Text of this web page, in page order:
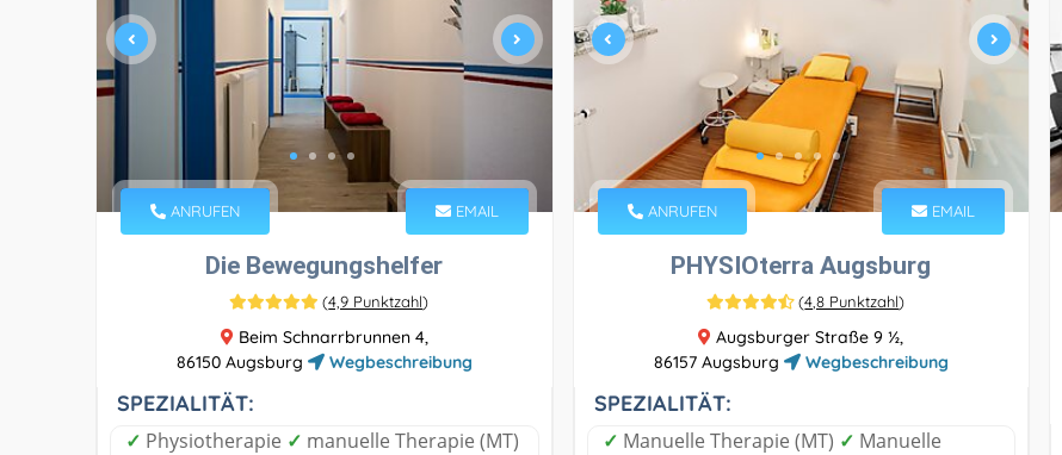
ANRUFEN EMAIL
Die Bewegungshelfer
(4,9 Punktzahl)
Beim Schnarrbrunnen 4,
86150 Augsburg
Wegbeschreibung
SPEZIALITÄT:
✓ Physiotherapie ✓ manuelle Therapie (MT)
ANRUFEN EMAIL
PHYSIOterra Augsburg
(4,8 Punktzahl)
Augsburger Straße 9 ½,
86157 Augsburg
Wegbeschreibung
SPEZIALITÄT:
✓ Manuelle Therapie (MT) ✓ Manuelle